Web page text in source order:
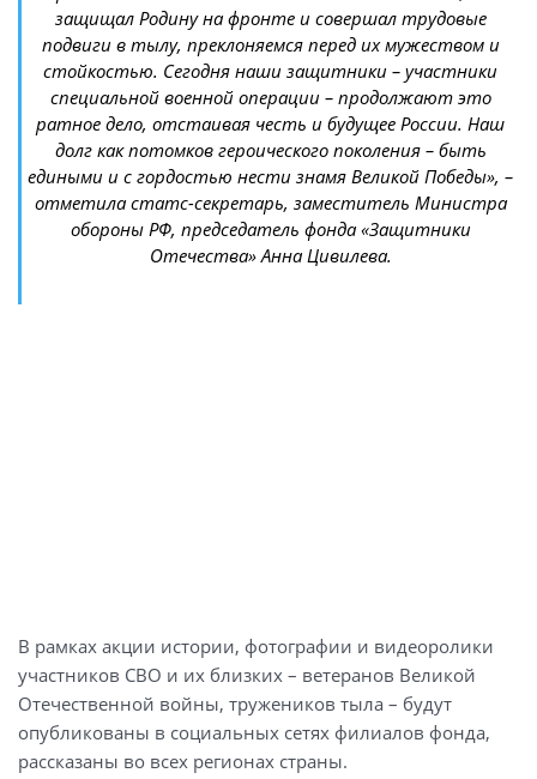
защищал Родину на фронте и совершал трудовые
подвиги в тылу, преклоняемся перед их мужеством и
стойкостью. Сегодня наши защитники – участники
специальной военной операции – продолжают это
ратное дело, отстаивая честь и будущее России. Наш
долг как потомков героического поколения – быть
едиными и с гордостью нести знамя Великой Победы», –
отметила статс-секретарь, заместитель Министра
обороны РФ, председатель фонда «Защитники
Отечества» Анна Цивилева.
В рамках акции истории, фотографии и видеоролики
участников СВО и их близких – ветеранов Великой
Отечественной войны, тружеников тыла – будут
опубликованы в социальных сетях филиалов фонда,
рассказаны во всех регионах страны.